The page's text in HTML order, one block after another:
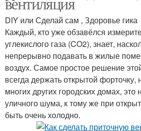
DIY или Сделай сам , Здоровье гика
Каждый, кто уже обзавёлся
углекислого газа (CO2), знает,
непрерывно подавать в жилые
воздух. Самое простое решение
всегда держать открытой форточку,
многих других городских домах,
уличного шума, к тому же при
быть очень холодно.